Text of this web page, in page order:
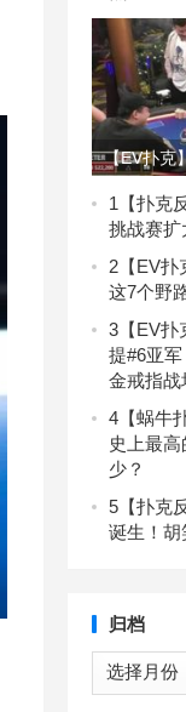
【EV扑克
克直播中
1 【扑克
挑战赛扩
2 【EV
这7个野
3 【EV
提#6亚
金戒指战
4 【蜗牛
史上最
少？
5 【扑克
诞生！胡
归档
归